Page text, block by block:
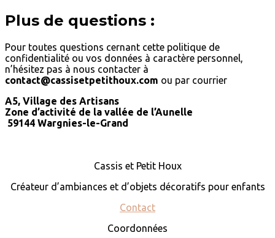
Plus de questions :
Pour toutes questions cernant cette politique de
confidentialité ou vos données à caractère personnel,
n’hésitez pas à nous contacter à
contact@cassisetpetithoux.com ou par courrier
A5, Village des Artisans
Zone d’activité de la vallée de l’Aunelle
59144 Wargnies-le-Grand
Cassis et Petit Houx
Créateur d’ambiances et d’objets décoratifs pour enfants
Contact
Coordonnées